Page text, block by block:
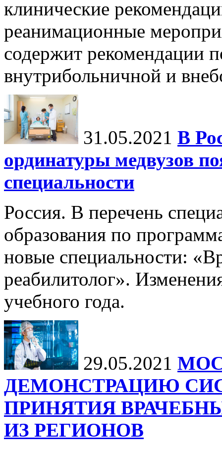
клинические
реанимационные
содержит рекомендации
внутрибольничной и
31.05.2021 В
ординатуры медвузов
специальности
Россия. В перечень
образования по
новые специальности:
реабилитолог».
учебного года.
29.05.2021
ДЕМОНСТРАЦИЮ
ПРИНЯТИЯ
ИЗ РЕГИОНОВ